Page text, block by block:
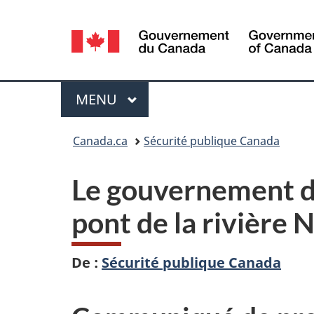
Sélection
de
la
langue
Menu
MENU PRINCIPAL
Canada.ca Sécurité publique Canada
Le gouvernement
pont de la rivière
De : Sécurité publique Canada